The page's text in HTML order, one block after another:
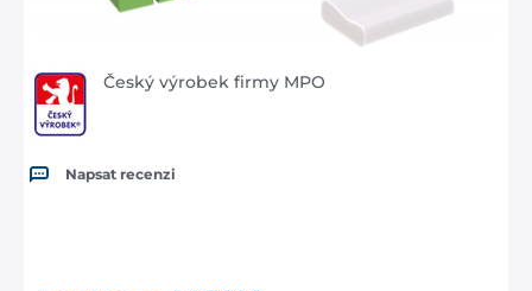
Český výrobek firmy MPO
Napsat recenzi